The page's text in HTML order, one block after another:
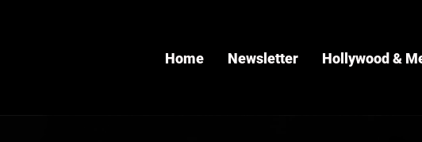
Home Newsletter Hollywood &